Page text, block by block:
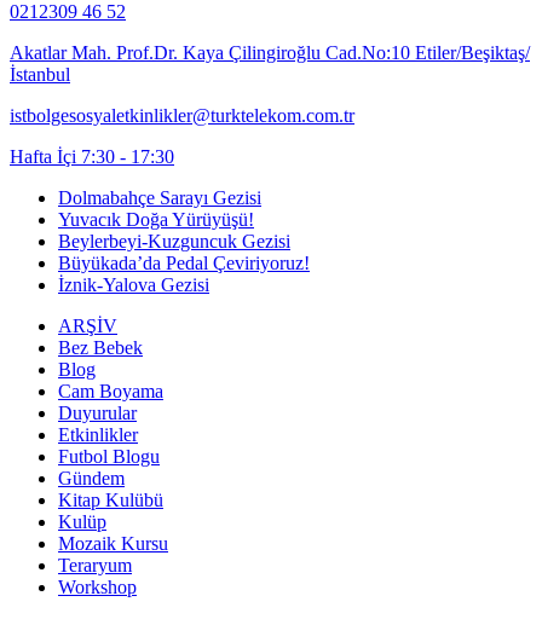
0212309 46 52
Akatlar Mah. Prof.Dr. Kaya Çilingiroğlu Cad.No:10 Etiler/Beşiktaş/
İstanbul
istbolgesosyaletkinlikler@turktelekom.com.tr
Hafta İçi 7:30 - 17:30
Dolmabahçe Sarayı Gezisi
Yuvacık Doğa Yürüyüşü!
Beylerbeyi-Kuzguncuk Gezisi
Büyükada’da Pedal Çeviriyoruz!
İznik-Yalova Gezisi
ARŞİV
Bez Bebek
Blog
Cam Boyama
Duyurular
Etkinlikler
Futbol Blogu
Gündem
Kitap Kulübü
Kulüp
Mozaik Kursu
Teraryum
Workshop